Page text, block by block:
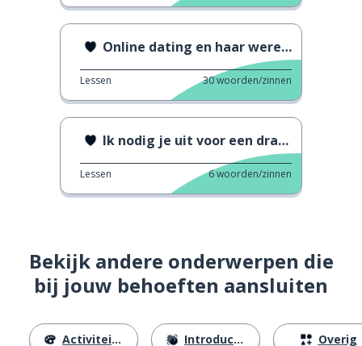
Online dating en haar wereldwijde impact
Lessen 30woorden/zinnen
Ik nodig je uit voor een drankje
Lessen 6woorden/zinnen
Bekijk andere onderwerpen die
bij jouw behoeften aansluiten
Activiteiten Introducties Overig